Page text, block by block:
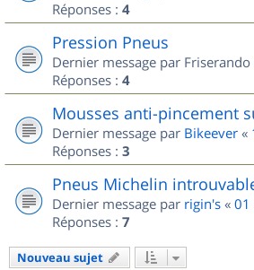
Réponses : 4
Pression Pneus
Dernier message par Friserando
Réponses : 4
Mousses anti-pincement
Dernier message par Bikeever «
Réponses : 3
Pneus Michelin
Dernier message par rigin's « 01
Réponses : 7
Nouveau sujet